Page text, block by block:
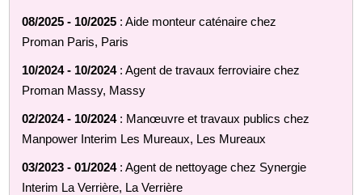
08/2025 - 10/2025 : Aide monteur caténaire chez
Proman Paris, Paris
10/2024 - 10/2024: Agent de travaux ferroviaire chez
Proman Massy, Massy
02/2024 - 10/2024: Manœuvre et travaux publics chez
Manpower Interim Les Mureaux, Les Mureaux
03/2023 - 01/2024: Agent de nettoyage chez Synergie
Interim La Verrière, La Verrière